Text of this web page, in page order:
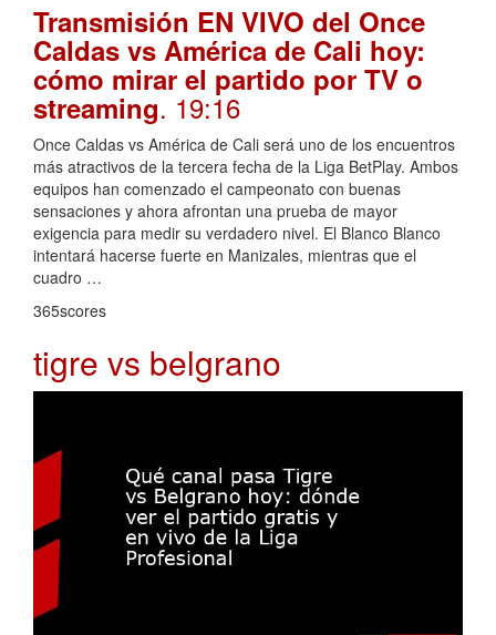
Transmisión EN VIVO del Once
Caldas vs América de Cali hoy:
cómo mirar el partido por TV o
streaming. 19:16
Once Caldas vs América de Cali será uno de los encuentros
más atractivos de la tercera fecha de la Liga BetPlay. Ambos
equipos han comenzado el campeonato con buenas
sensaciones y ahora afrontan una prueba de mayor
exigencia para medir su verdadero nivel. El Blanco Blanco
intentará hacerse fuerte en Manizales, mientras que el
cuadro …
365scores
tigre vs belgrano